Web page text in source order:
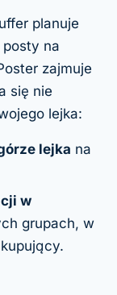
planuje
na
zajmuje
się nie
lejka:
lejka na
w
grupach, w